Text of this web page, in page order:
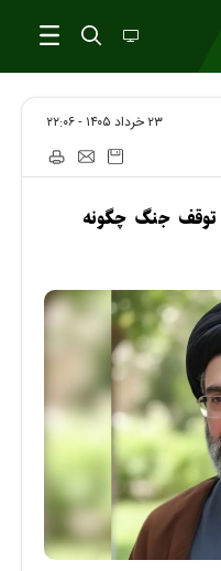
۲۳ خرداد ۱۴۰۵ - ۲۲:۰۶
توقف جنگ چگونه